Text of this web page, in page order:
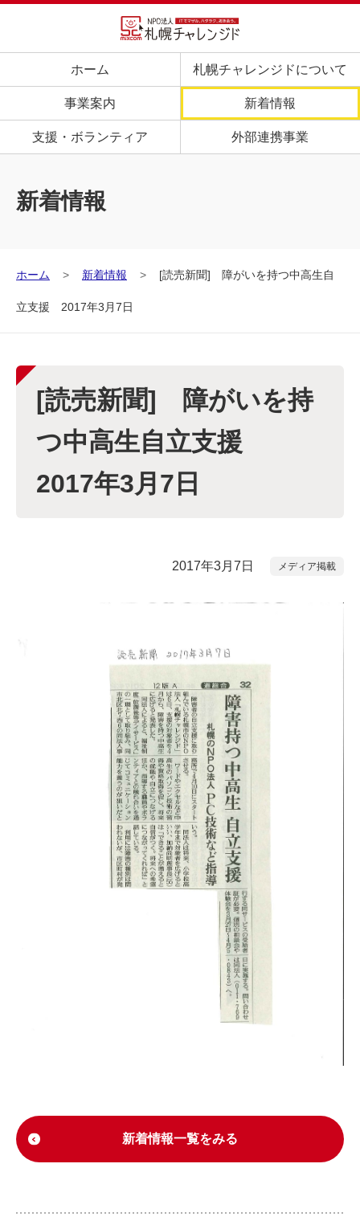
ホーム 札幌チャレンジドについて
事業案内 新着情報
支援・ボランティア 外部連携事業
新着情報
ホーム 新着情報 [読売新聞] 障がいを持つ中高生自
立支援 2017年3月7日
[読売新聞] 障がいを持
つ中高生自立支援
2017年3月7日
2017年3月7日 メディア掲載
新着情報一覧をみる